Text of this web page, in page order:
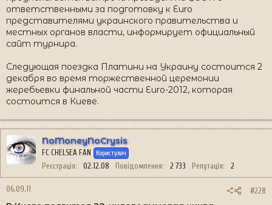
ответственными за подготовку к Euro
представителями украинского правительства и
местных органов власти, информирует официальный
сайт турнира.
Следующая поездка Платини на Украину состоится 2
декабря во время торжественной церемонии
жеребьевки финальной части Euro-2012, которая
состоится в Киеве.
NoMoneyNoCrysis
FC CHELSEA FAN Користувач
Реєстрація 02.12.08 Повідомлення 2 733 Репутація 2
06.09.11 #228